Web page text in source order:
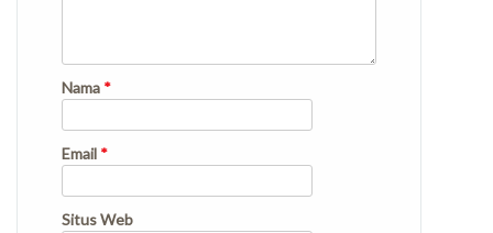
Nama *
Email *
Situs Web